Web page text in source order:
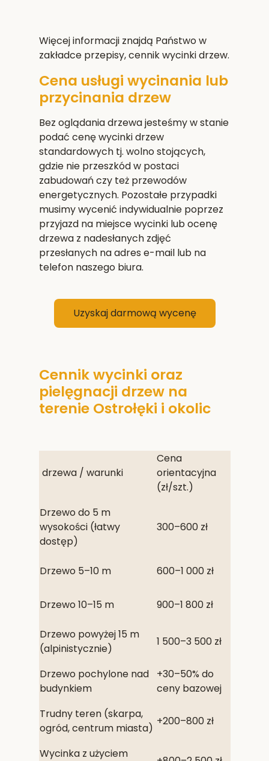
Więcej informacji znajdą Państwo w
zakładce przepisy, cennik wycinki drzew.
Cena usługi wycinania lub
przycinania drzew
Bez oglądania drzewa jesteśmy w stanie
podać cenę wycinki drzew
standardowych tj. wolno stojących,
gdzie nie przeszkód w postaci
zabudowań czy też przewodów
energetycznych. Pozostałe przypadki
musimy wycenić indywidualnie poprzez
przyjazd na miejsce wycinki lub ocenę
drzewa z nadesłanych zdjęć
przesłanych na adres e-mail lub na
telefon naszego biura.
Uzyskaj darmową wycenę
Cennik wycinki oraz
pielęgnacji drzew na
terenie Ostrołęki i okolic
drzewa / warunki
Cena
orientacyjna
(zł/szt.)
Drzewo do 5 m
wysokości (łatwy
dostęp)
300–600 zł
Drzewo 5–10 m 600–1 000 zł
Drzewo 10–15 m 900–1 800 zł
Drzewo powyżej 15 m
(alpinistycznie)
1 500–3 500 zł
Drzewo pochylone nad
budynkiem
+30–50% do
ceny bazowej
Trudny teren (skarpa,
ogród, centrum miasta)
+200–800 zł
Wycinka z użyciem